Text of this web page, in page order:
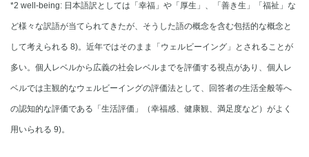
*2 well-being: 日本語訳としては「幸福」や「厚生」、「善き生」「福祉」な
ど様々な訳語が当てられてきたが、そうした語の概念を含む包括的な概念と
して考えられる 8)。近年ではそのまま「ウェルビーイング」とされることが
多い。個人レベルから広義の社会レベルまでを評価する視点があり、個人レ
ベルでは主観的なウェルビーイングの評価法として、回答者の生活全般等へ
の認知的な評価である「生活評価」（幸福感、健康観、満足度など）がよく
用いられる 9)。